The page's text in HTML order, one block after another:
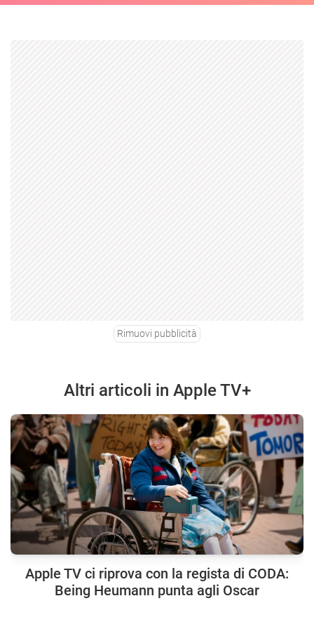
Rimuovi pubblicità
Altri articoli in Apple TV+
Apple TV ci riprova con la regista di CODA:
Being Heumann punta agli Oscar